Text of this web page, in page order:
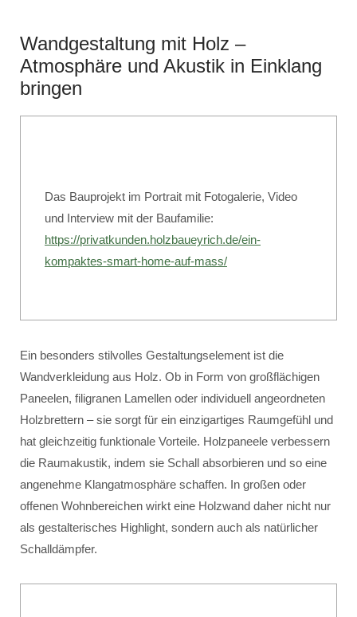
Wandgestaltung mit Holz –
Atmosphäre und Akustik in Einklang
bringen
Das Bauprojekt im Portrait mit Fotogalerie, Video
und Interview mit der Baufamilie:
https://privatkunden.holzbaueyrich.de/ein-
kompaktes-smart-home-auf-mass/
Ein besonders stilvolles Gestaltungselement ist die
Wandverkleidung aus Holz. Ob in Form von großflächigen
Paneelen, filigranen Lamellen oder individuell angeordneten
Holzbrettern – sie sorgt für ein einzigartiges Raumgefühl und
hat gleichzeitig funktionale Vorteile. Holzpaneele verbessern
die Raumakustik, indem sie Schall absorbieren und so eine
angenehme Klangatmosphäre schaffen. In großen oder
offenen Wohnbereichen wirkt eine Holzwand daher nicht nur
als gestalterisches Highlight, sondern auch als natürlicher
Schalldämpfer.